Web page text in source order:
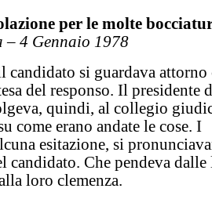
per le molte
– 4 Gennaio 1978
candidato si guardava attorno
del responso. Il presidente
quindi, al collegio
come erano andate le cose. I
esitazione, si
candidato. Che pendeva
loro clemenza.